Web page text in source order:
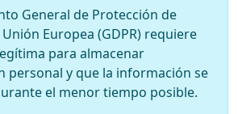
General de Protección de
Europea (GDPR) requiere
para almacenar
personal y que la información se
el menor tiempo posible.